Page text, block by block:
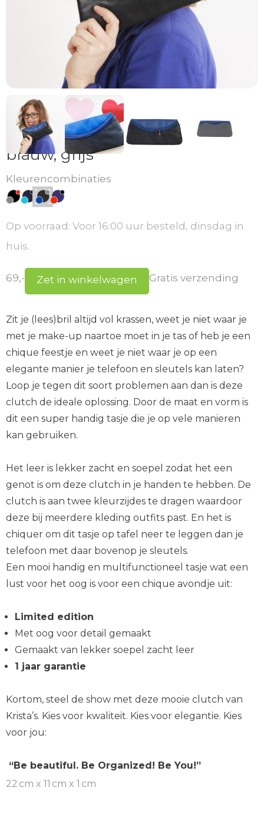
Greece clutch donkergrijs,
blauw, grijs
Kleurencombinaties
Op voorraad: Voor 16:00 uur besteld, dinsdag in
huis.
69,- Zet in winkelwagen Gratis verzending
Zit je (lees)bril altijd vol krassen, weet je niet waar je
met je make-up naartoe moet in je tas of heb je een
chique feestje en weet je niet waar je op een
elegante manier je telefoon en sleutels kan laten?
Loop je tegen dit soort problemen aan dan is deze
clutch de ideale oplossing. Door de maat en vorm is
dit een super handig tasje die je op vele manieren
kan gebruiken.
Het leer is lekker zacht en soepel zodat het een
genot is om deze clutch in je handen te hebben. De
clutch is aan twee kleurzijdes te dragen waardoor
deze bij meerdere kleding outfits past. En het is
chiquer om dit tasje op tafel neer te leggen dan je
telefoon met daar bovenop je sleutels.
Een mooi handig en multifunctioneel tasje wat een
lust voor het oog is voor een chique avondje uit:
Limited edition
Met oog voor detail gemaakt
Gemaakt van lekker soepel zacht leer
1 jaar garantie
Kortom, steel de show met deze mooie clutch van
Krista’s. Kies voor kwaliteit. Kies voor elegantie. Kies
voor jou:
“Be beautiful. Be Organized! Be You!”
22 cm x 11 cm x 1 cm